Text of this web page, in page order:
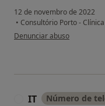
12 de novembro de 2022
• Consultório Porto -
na opinião do utilizador
Denunciar abuso
IT Número de